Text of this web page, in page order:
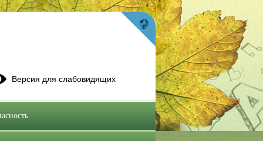
Версия для слабовидящих